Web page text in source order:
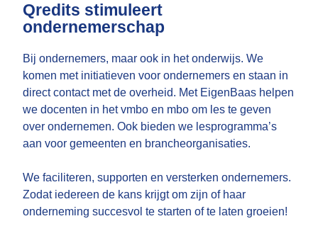
Qredits stimuleert
ondernemerschap
Bij ondernemers, maar ook in het onderwijs. We
komen met initiatieven voor ondernemers en staan in
direct contact met de overheid. Met EigenBaas helpen
we docenten in het vmbo en mbo om les te geven
over ondernemen. Ook bieden we lesprogramma’s
aan voor gemeenten en brancheorganisaties.
We faciliteren, supporten en versterken ondernemers.
Zodat iedereen de kans krijgt om zijn of haar
onderneming succesvol te starten of te laten groeien!